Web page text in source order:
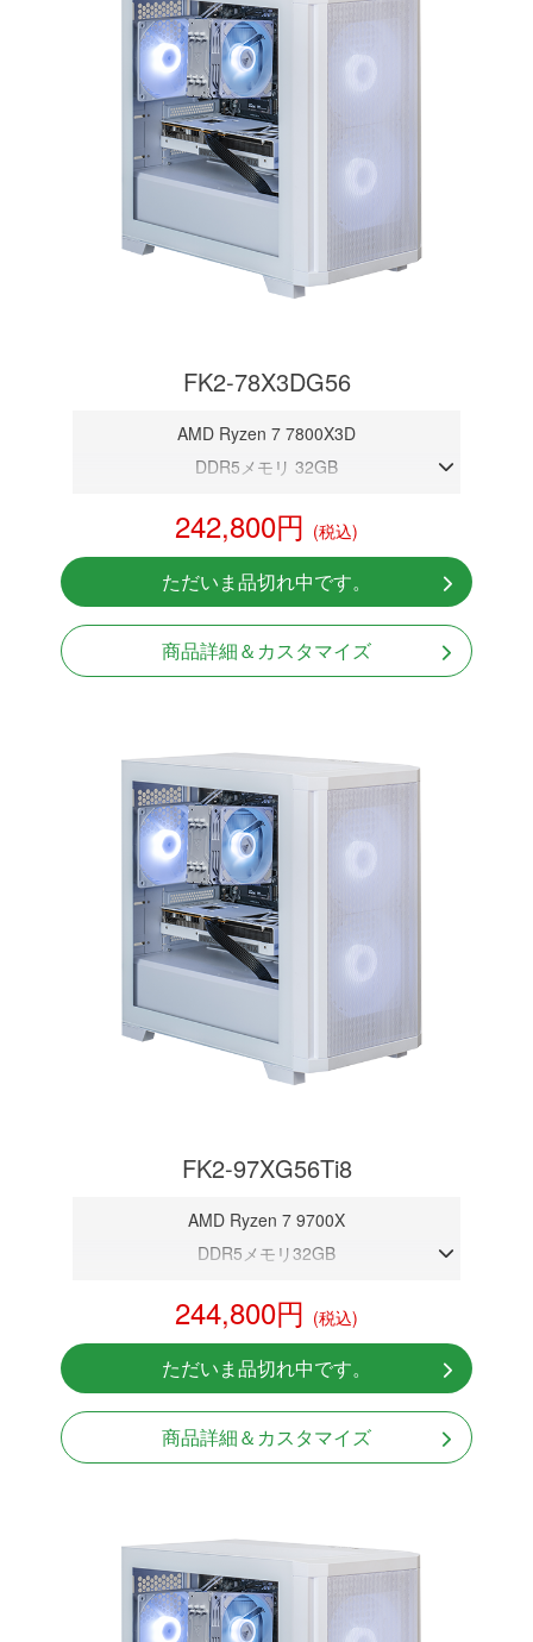
FK2-78X3DG56
AMD Ryzen 7 7800X3D
DDR5メモリ 32GB
NVMeSSD 1TB
Windows11 Home 64bit
242,800円 (税込)
ただいま品切れ中です。
商品詳細＆カスタマイズ
FK2-97XG56Ti8
AMD Ryzen 7 9700X
DDR5メモリ32GB
NVMeSSD 1TB
Windows11 Home 64bit
244,800円 (税込)
ただいま品切れ中です。
商品詳細＆カスタマイズ